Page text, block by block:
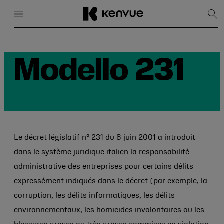
Modello 231
Le décret législatif n° 231 du 8 juin 2001 a introduit
dans le système juridique italien la responsabilité
administrative des entreprises pour certains délits
expressément indiqués dans le décret (par exemple, la
corruption, les délits informatiques, les délits
environnementaux, les homicides involontaires ou les